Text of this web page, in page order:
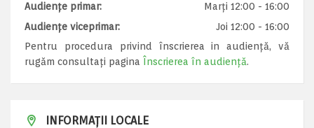
Audiențe primar:
Marți 12:00 - 16:00
Audiențe viceprimar:
Joi 12:00 - 16:00
Pentru procedura privind înscrierea in audiență, vă
rugăm consultați pagina Înscrierea în audiență.
INFORMAȚII LOCALE